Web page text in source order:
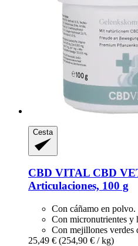
Cesta
CBD VITAL CBD
Articulaciones, 100 g
Con cáñamo en polvo.
Con micronutrientes y
Con mejillones verdes
25,49 € (254,90 € / kg)